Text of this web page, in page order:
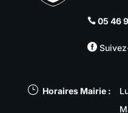
 05 46

} Horaires Mairie :